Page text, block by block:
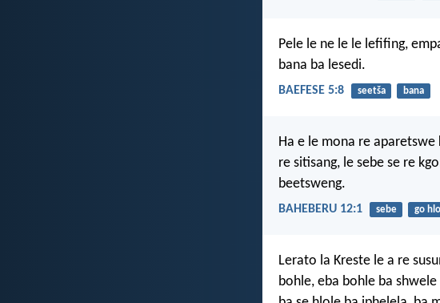
Pele le ne le le lefifing,
bana ba lesedi.
BAEFESE 5:8 seetša bana
Ha e le mona re
re sitisang, le sebe se re
beetsweng.
BAHEBERU 12:1 sebe go
Lerato la Kreste le a re
bohle, eba bohle ba